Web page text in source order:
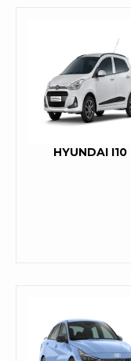
HYUNDAI I10